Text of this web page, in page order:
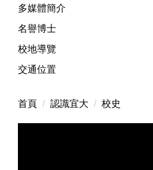
多媒體簡介
名譽博士
校地導覽
交通位置
首頁 認識宜大 校史